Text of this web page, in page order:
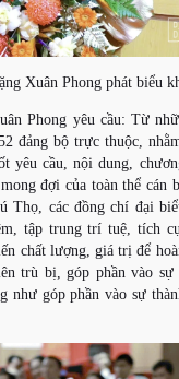
Xuân Phong phát biểu
Phong yêu cầu: Từ
đảng bộ trực thuộc,
yêu cầu, nội dung,
đợi của toàn thể cán
Thọ, các đồng chí đại
tập trung trí tuệ, tích
chất lượng, giá trị để
trù bị, góp phần vào sự
như góp phần vào sự